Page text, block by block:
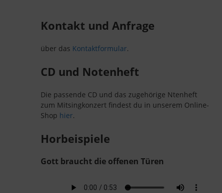
Kontakt und Anfrage
über das Kontaktformular.
CD und Notenheft
Die passende CD und das zugehörige Ntenheft
zum Mitsingkonzert findest du in unserem Online-
Shop hier.
Horbeispiele
Gott braucht die offenen Türen